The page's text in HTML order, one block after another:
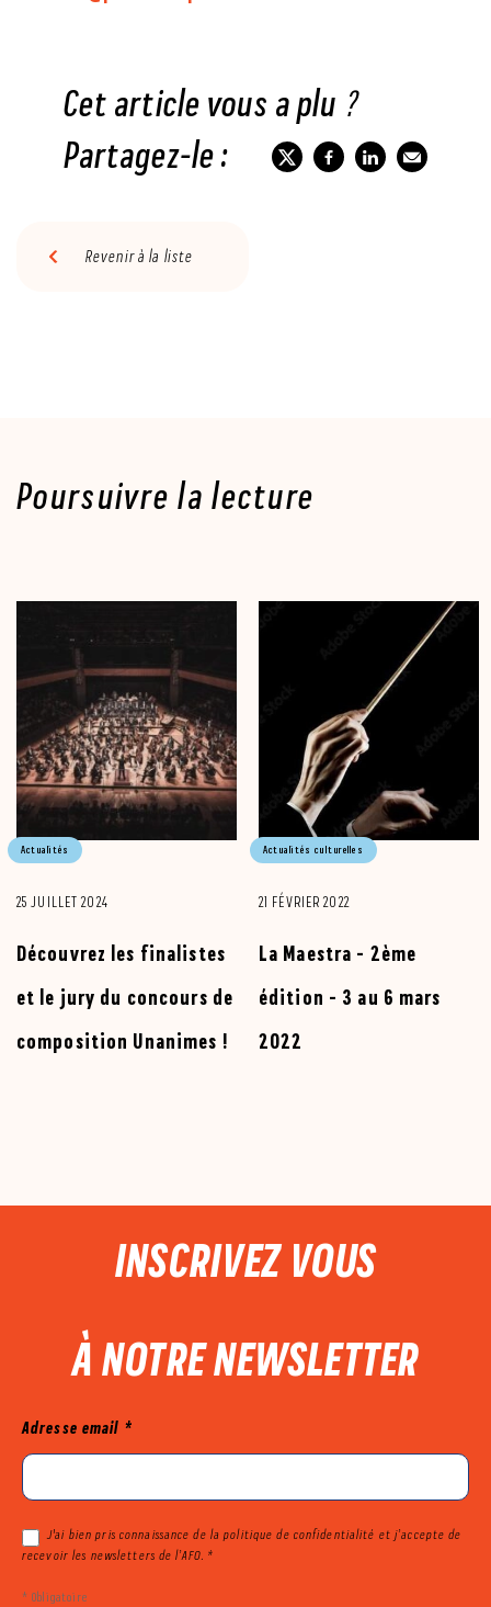
Revenir à la liste
Cet article vous a plu ?
Partagez-le :
Poursuivre la lecture
Actualités
25 JUILLET 2024
Découvrez les finalistes
et le jury du concours de
composition Unanimes !
Actualités culturelles
21 FÉVRIER 2022
La Maestra - 2ème
édition - 3 au 6 mars
2022
INSCRIVEZ VOUS
À NOTRE NEWSLETTER
Mailjet
Adresse email *
J'ai bien pris connaissance de la politique de confidentialité et j’accepte de
recevoir les newsletters de l’AFO. *
* Obligatoire